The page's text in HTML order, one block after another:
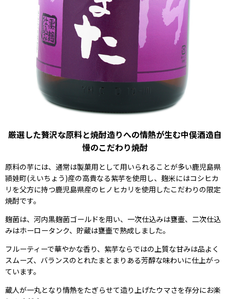
厳選した贅沢な原料と焼酎造りへの情熱が生む中俣酒造自
慢のこだわり焼酎
原料の芋には、通常は製菓用として用いられることが多い鹿児島県
頴娃町(えいちょう)産の高貴なる紫芋を使用し、麹米にはコシヒカ
リを父方に持つ鹿児島県産のヒノヒカリを使用したこだわりの限定
焼酎です。
麹菌は、河内黒麹菌ゴールドを用い、一次仕込みは甕壷、二次仕込
みはホーロータンク、貯蔵は甕壷で熟成しました。
フルーティーで華やかな香り、紫芋ならではの上質な甘みは品よく
スムーズ、バランスのとれたまとまりある芳醇な味わいに仕上がっ
ています。
蔵人が一丸となり情熱をたぎらせて造り上げたウマさを存分にお楽